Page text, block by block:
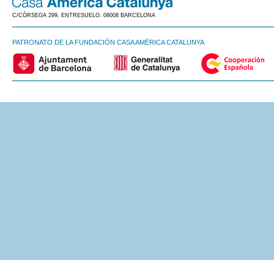
C/CÒRSEGA 299, ENTRESUELO. 08008 BARCELONA
PATRONATO DE LA FUNDACIÓN CASA AMÈRICA CATALUNYA